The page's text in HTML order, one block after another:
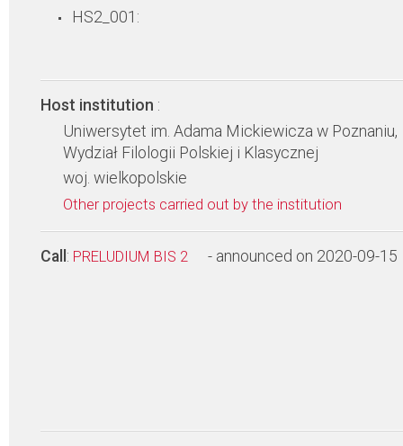
HS2_001:
Host institution :
Uniwersytet im. Adama Mickiewicza w Poznaniu,
Wydział Filologii Polskiej i Klasycznej
woj. wielkopolskie
Other projects carried out by the institution
Call : PRELUDIUM BIS 2 - announced on 2020-09-15